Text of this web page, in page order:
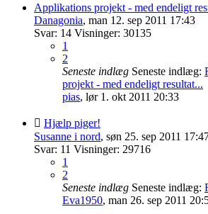
Applikations projekt - med endeligt
Danagonia, man 12. sep 2011 17:43
Svar: 14 Visninger: 30135
1
2
Seneste indlæg Seneste indlæg:
projekt - med endeligt resultat...
pias, lør 1. okt 2011 20:33
Hjælp piger!
Susanne i nord, søn 25. sep 2011
Svar: 11 Visninger: 29716
1
2
Seneste indlæg Seneste indlæg:
Eva1950, man 26. sep 2011